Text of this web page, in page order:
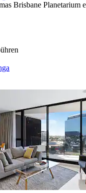
Brisbane Planetarium